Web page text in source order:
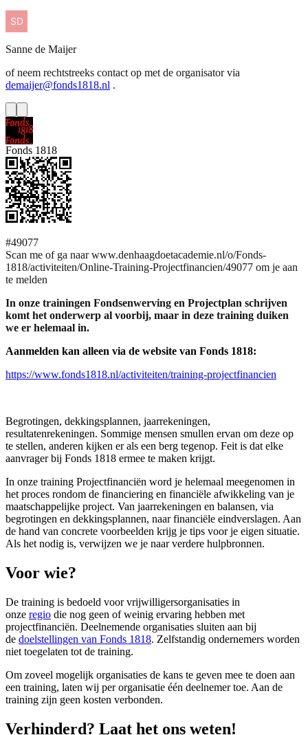
Sanne de Maijer
of neem rechtstreeks contact op met de organisator via
demaijer@fonds1818.nl .
Fonds 1818
#49077
Scan me of ga naar www.denhaagdoetacademie.nl/o/Fonds-
1818/activiteiten/Online-Training-Projectfinancien/49077 om je aan
te melden
In onze trainingen Fondsenwerving en Projectplan schrijven
komt het onderwerp al voorbij, maar in deze training duiken
we er helemaal in.
Aanmelden kan alleen via de website van Fonds 1818:
https://www.fonds1818.nl/activiteiten/training-projectfinancien
Begrotingen, dekkingsplannen, jaarrekeningen,
resultatenrekeningen. Sommige mensen smullen ervan om deze op
te stellen, anderen kijken er als een berg tegenop. Feit is dat elke
aanvrager bij Fonds 1818 ermee te maken krijgt.
In onze training Projectfinanciën word je helemaal meegenomen in
het proces rondom de financiering en financiële afwikkeling van je
maatschappelijke project. Van jaarrekeningen en balansen, via
begrotingen en dekkingsplannen, naar financiële eindverslagen. Aan
de hand van concrete voorbeelden krijg je tips voor je eigen situatie.
Als het nodig is, verwijzen we je naar verdere hulpbronnen.
Voor wie?
De training is bedoeld voor vrijwilligersorganisaties in
onze regio die nog geen of weinig ervaring hebben met
projectfinanciën. Deelnemende organisaties sluiten aan bij
de doelstellingen van Fonds 1818. Zelfstandig ondernemers worden
niet toegelaten tot de training.
Om zoveel mogelijk organisaties de kans te geven mee te doen aan
een training, laten wij per organisatie één deelnemer toe. Aan de
training zijn geen kosten verbonden.
Verhinderd? Laat het ons weten!